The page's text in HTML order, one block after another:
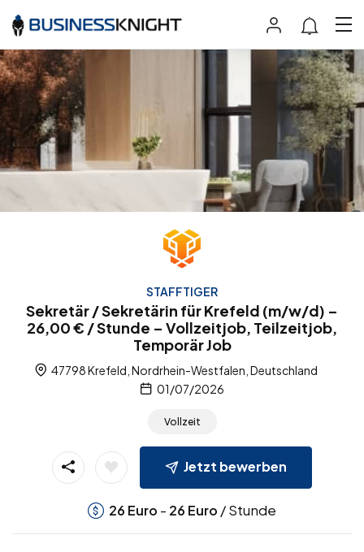
STAFFTIGER
Sekretär / Sekretärin für Krefeld (m/w/d) –
26,00 € / Stunde – Vollzeitjob, Teilzeitjob,
Temporär Job
47798 Krefeld, Nordrhein-Westfalen, Deutschland
01/07/2026
Vollzeit
Jetzt bewerben
26 Euro - 26 Euro / Stunde